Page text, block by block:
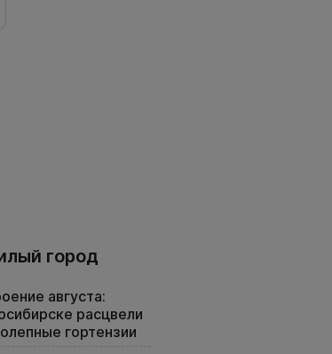
город
августа:
расцвели
гортензии